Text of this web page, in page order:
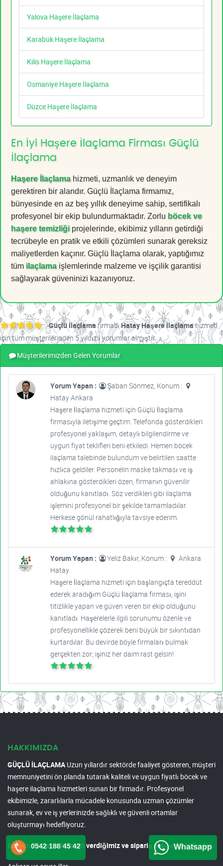
Yalova Haşere İlaçlama
Karabük Haşere İlaçlama
Kilis Haşere İlaçlama
Osmaniye Haşere İlaçlama
Düzce Haşere İlaçlama
En İyi Haşere İlaçlama Firması Güçlü
İlaçlama
Haşere İlaçlamahizmeti, uzmanlık ve deneyim
gerektiren bir alandır. Güçlü İlaçlama firmamız,
bünyesinde en az beş yıllık deneyime sahip, sertifikalı
profesyonel bir ekip bulundurmaktadır. Zorlu böcek ve
haşere temizliği projelerinde, ekibimiz yılların getirdiği
tecrübeyle en pratik ve etkili çözümleri sunarak gereksiz
maliyetlerden kaçınır. Güçlü İlaçlama olarak, yaptığımız
tüm ilaçlamaişlemlerinde malzeme ve işçilik garantisi
sağlayarak güveninizi kazanıyoruz.
Güçlü İlaçlamafirmasıHatay Haşere İlaçlamahizmeti
için tüm müşterilerinden 5 yıldızlı yorumlar almıştır.
Müşterilerimizden Gelen Yorumlar
Yorum Yapan :
Şaban Sönmez, Konum :
Hatay Ankara
Haşere İlaçlama hizmeti için Güçlü İlaçlama
firmasıyla iletişime geçtim. Telefonda gösterdikleri
profesyonel yaklaşım, detaylı bilgilendirme ve
uygun fiyat teklifleri beni etkiledi. Hemen böcek
ilaçlama talebinde bulundum ve belirtilen saatte
hızlıca geldiler. Personelin maske takması ve iş
ahlakına gösterdikleri özen, firmanın güvenilir
olduğunu kanıtladı. Söz verdikleri gibi ilaçlama
işlemini profesyonel bir şekilde tamamladılar.
Herkese gönül rahatlığıyla tavsiye ederim.
Yorum Yapan : Yeliz Bakır, Konum :
Ankara
Hatay
Haşere İlaçlama hizmeti için başlangıçta tereddüt
ederek aradığım Güçlü İlaçlama firması, işini
titizlikle yapan ve güven veren bir ekip olduğunu
kanıtladı. Haşerelerle ilgili sorunumu özenle ve
profesyonellikle çözerek beni büyük bir sıkıntıdan
kurtardılar. Bu devirde böyle firmaları bulmak
gerçekten zor; işiniz her daim rast gelsin!
HAKKIMIZDA
GÜÇLÜ İLAÇLAMAUzun yıllardır sektörde faaliyet gösteren, müşteri
memnuniyetini ön planda tutarak kaliteli ve uygun fiyatlı böcek ve
haşere ilaçlama hizmetleri sunan bir firmadır. Profesyonel
ekibimizle, zararlılarla mücadele konusunda uzman çözümler
sunarak, ev ve iş yerlerinizde sağlıklı ve güvenli ortamlar
oluşturmayı hedefliyoruz.
Başlıcailaçlama hizmeti verdiğimiz ve sipariş aldığımız bölgeler:
0542 188 45 42 Whatsapp